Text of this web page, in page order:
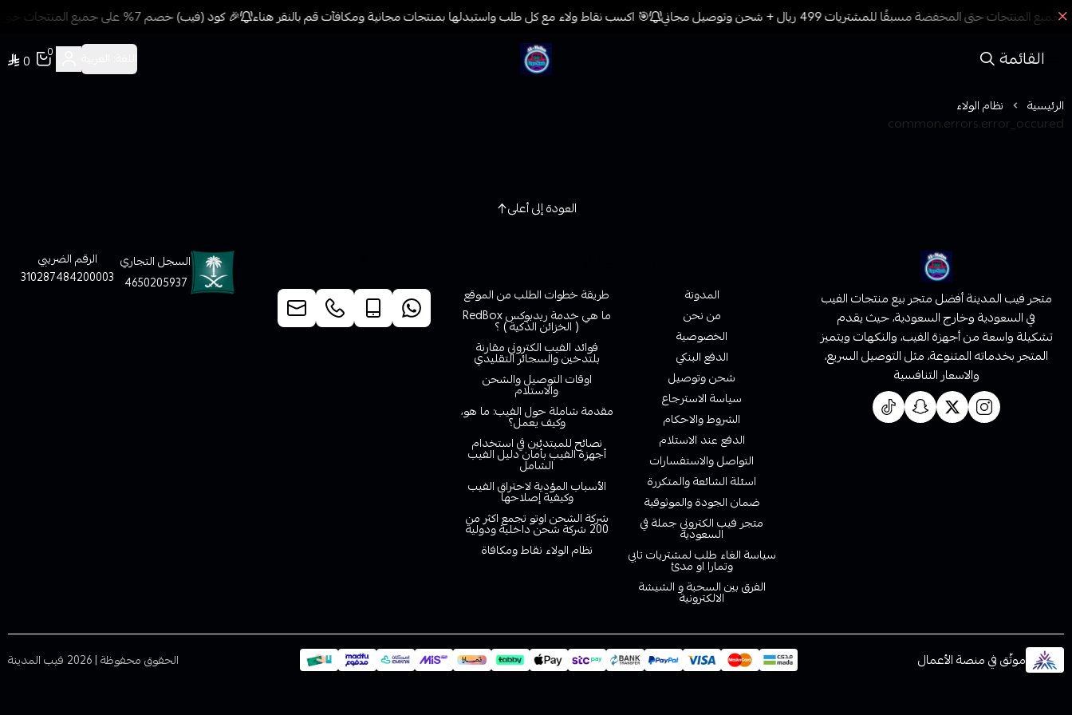
🎯 اكسب نقاط ولاء مع كل طلب واستبدلها بمنتجات مجانية ومكافآت قم بالنقر هناء 🎉 كود (فيب) خصم 7% على جميع المنتجات حتى المخفضة مسبقًا للمشتريات 499 ريال + شحن وتوصيل مجاني
القائمة فيب المدينة
0
0
الرئيسية نظام الولاء
common.errors.error_occured
العودة إلى أعلى
متجر فيب المدينة أفضل متجر بيع منتجات الفيب
في السعودية وخارج السعودية، حيث يقدم
تشكيلة واسعة من أجهزة الفيب، والنكهات ويتميز
المتجر بخدماته المتنوعة، مثل التوصيل السريع،
والاسعار التنافسية
المدونة
من نحن
الخصوصية
الدفع البنكي
شحن وتوصيل
سياسة الاسترجاع
الشروط والاحكام
الدفع عند الاستلام
التواصل والاستفسارات
اسئلة الشائعة والمتكررة
ضمان الجودة والموثوقية
متجر فيب الكتروني جملة في
السعودية
سياسة الغاء طلب لمشتريات تابي
وتمارا او مدئ
الفرق بين السحبة و الشيشة
الالكترونية
طريقة خطوات الطلب من الموقع
ما هي خدمة ريدبوكس RedBox
( الخزائن الذكية ) ؟
فوائد الفيب الكتروني مقارنة
بلتدخين والسجائر التقليدي
اوقات التوصيل والشحن
والاستلام
مقدمة شاملة حول الفيب: ما هو،
وكيف يعمل؟
نصائح للمبتدئين في استخدام
أجهزة الفيب بأمان دليل الفيب
الشامل
الأسباب المؤدية لاحتراق الفيب
وكيفية إصلاحها
شركة الشحن اوتو تجمع اكثر من
200 شركة شحن داخلية ودولية
نظام الولاء نقاط ومكافاة
السجل التجاري
4650205937
الرقم الضريبي
310287484200003
موثّق في منصة الأعمال الحقوق محفوظة | 2026 فيب المدينة